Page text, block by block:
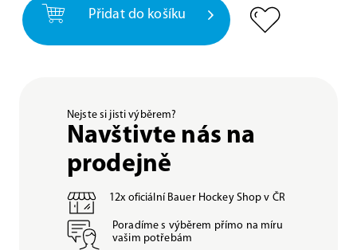
Přidat do košíku
Nejste si jisti výběrem?
Navštivte nás na
prodejně
12x oficiální Bauer Hockey Shop v ČR
Poradíme s výběrem přímo na míru
vašim potřebám